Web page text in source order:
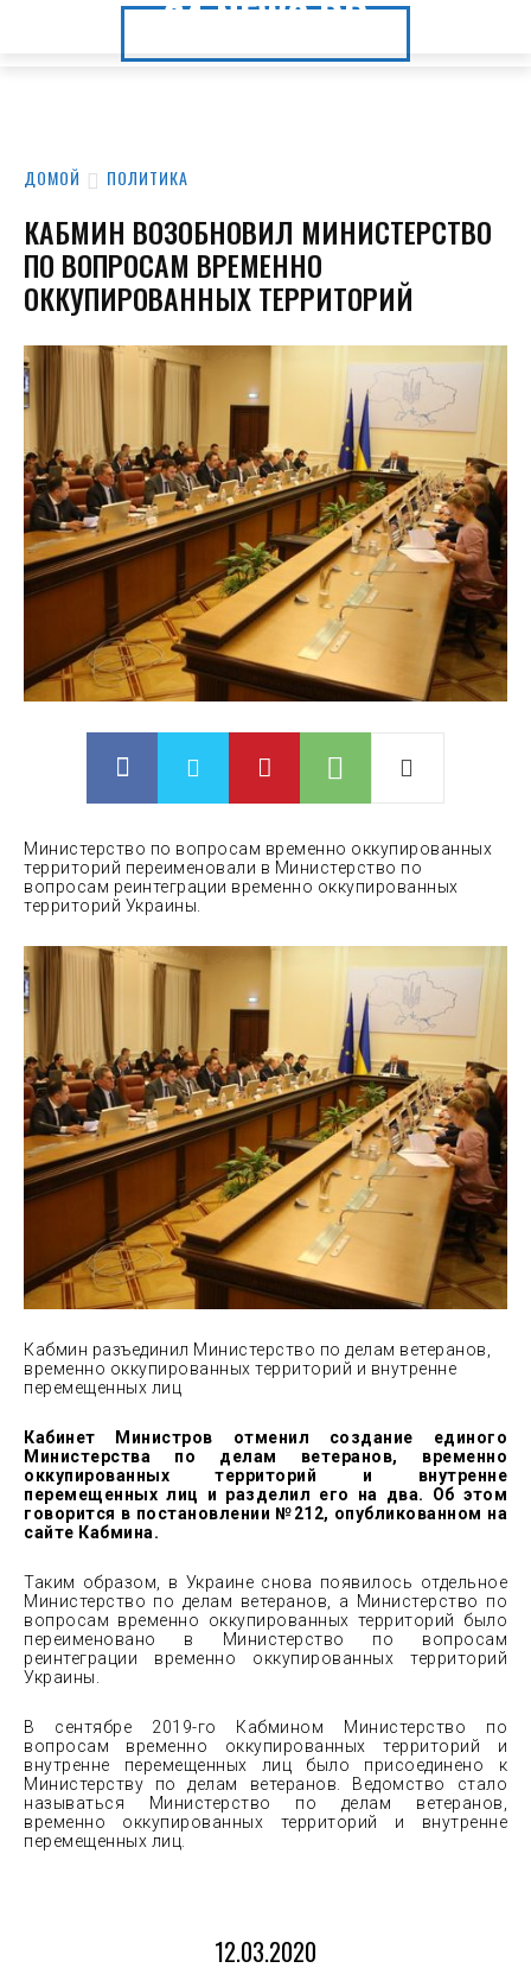
24.NEWS.DP
24.NEWS.DP
ДОМОЙ ПОЛИТИКА
КАБМИН ВОЗОБНОВИЛ МИНИСТЕРСТВО
ПО ВОПРОСАМ ВРЕМЕННО
ОККУПИРОВАННЫХ ТЕРРИТОРИЙ
Министерство по вопросам временно оккупированных
территорий переименовали в Министерство по
вопросам реинтеграции временно оккупированных
территорий Украины.
Кабмин разъединил Министерство по делам ветеранов,
временно оккупированных территорий и внутренне
перемещенных лиц
Кабинет Министров отменил создание единого
Министерства по делам ветеранов, временно
оккупированных территорий и внутренне
перемещенных лиц и разделил его на два. Об этом
говорится в постановлении №212, опубликованном на
сайте Кабмина.
Таким образом, в Украине снова появилось отдельное
Министерство по делам ветеранов, а Министерство по
вопросам временно оккупированных территорий было
переименовано в Министерство по вопросам
реинтеграции временно оккупированных территорий
Украины.
В сентябре 2019-го Кабмином Министерство по
вопросам временно оккупированных территорий и
внутренне перемещенных лиц было присоединено к
Министерству по делам ветеранов. Ведомство стало
называться Министерство по делам ветеранов,
временно оккупированных территорий и внутренне
перемещенных лиц.
12.03.2020